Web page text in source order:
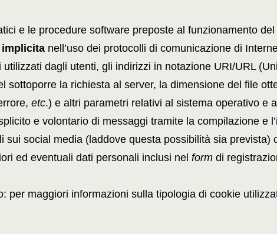
e le procedure software preposte al funzionamento
nell’uso dei protocolli di comunicazione di
dagli utenti, gli indirizzi in notazione URI/URL
sottoporre la richiesta al server, la dimensione del file
etc.) e altri parametri relativi al sistema operativo e
e volontario di messaggi tramite la compilazione e
social media (laddove questa possibilità sia prevista)
ed eventuali dati personali inclusi nel form di
per maggiori informazioni sulla tipologia di cookie